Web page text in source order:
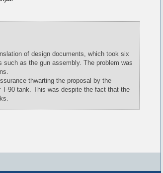
of design documents, which took six
as the gun assembly. The problem was
thwarting the proposal by the
T-90 tank. This was despite the fact that the